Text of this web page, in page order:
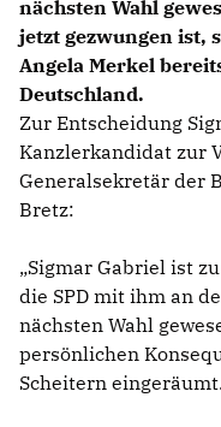
nächsten Wahl
jetzt gezwungen ist,
Angela Merkel
Deutschland.
Zur Entscheidung
Kanzlerkandidat zur
Generalsekretär der
Bretz:
Sigmar Gabriel ist zu
die SPD mit ihm an
nächsten Wahl
persönlichen
Scheitern